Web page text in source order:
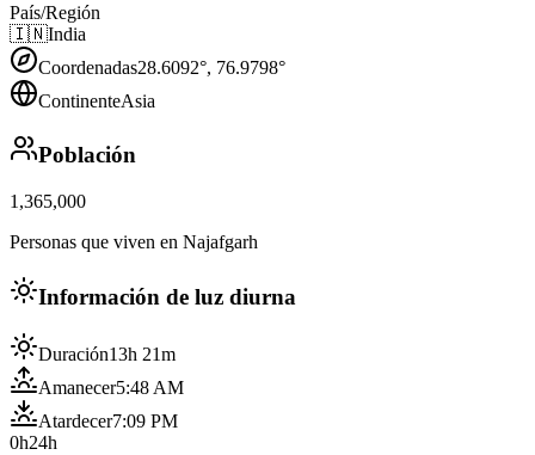
País/Región
🇮🇳India
Coordenadas28.6092°, 76.9798°
ContinenteAsia
Población
1,365,000
Personas que viven en Najafgarh
Información de luz diurna
Duración13h 21m
Amanecer5:48 AM
Atardecer7:09 PM
0h24h